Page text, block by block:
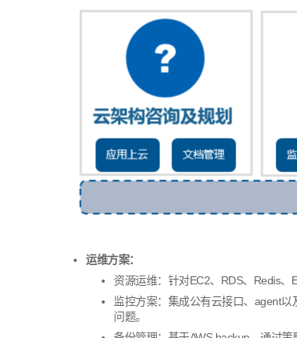
运维方案：
资源运维：针对EC2、 RDS、 Redis、
监控方案：集成公有云接口、 agent以
问题。